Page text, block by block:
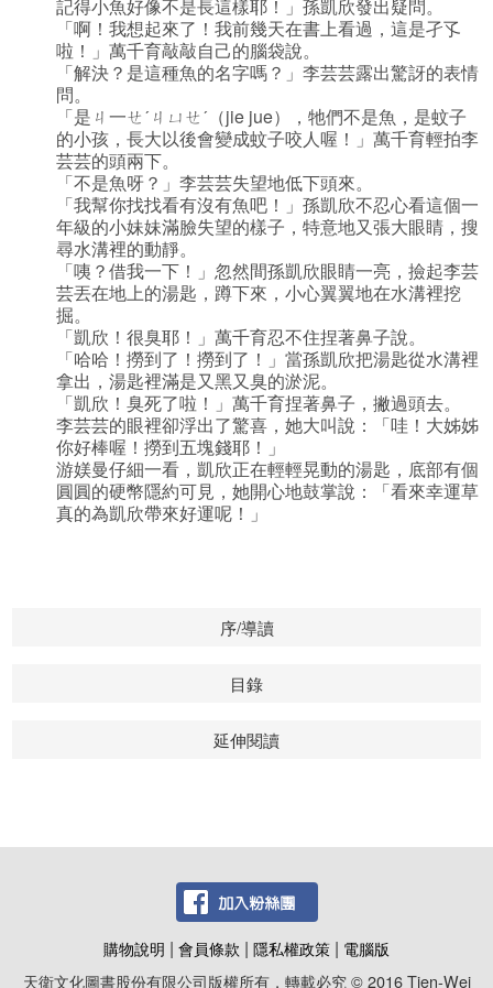
記得小魚好像不是長這樣耶！」孫凱欣發出疑問。
「啊！我想起來了！我前幾天在書上看過，這是孑孓
啦！」萬千育敲敲自己的腦袋說。
「解決？是這種魚的名字嗎？」李芸芸露出驚訝的表情
問。
「是ㄐ一ㄝˊㄐㄩㄝˊ（jie jue），牠們不是魚，是蚊子
的小孩，長大以後會變成蚊子咬人喔！」萬千育輕拍李
芸芸的頭兩下。
「不是魚呀？」李芸芸失望地低下頭來。
「我幫你找找看有沒有魚吧！」孫凱欣不忍心看這個一
年級的小妹妹滿臉失望的樣子，特意地又張大眼睛，搜
尋水溝裡的動靜。
「咦？借我一下！」忽然間孫凱欣眼睛一亮，撿起李芸
芸丟在地上的湯匙，蹲下來，小心翼翼地在水溝裡挖
掘。
「凱欣！很臭耶！」萬千育忍不住捏著鼻子說。
「哈哈！撈到了！撈到了！」當孫凱欣把湯匙從水溝裡
拿出，湯匙裡滿是又黑又臭的淤泥。
「凱欣！臭死了啦！」萬千育捏著鼻子，撇過頭去。
李芸芸的眼裡卻浮出了驚喜，她大叫說：「哇！大姊姊
你好棒喔！撈到五塊錢耶！」
游媄曼仔細一看，凱欣正在輕輕晃動的湯匙，底部有個
圓圓的硬幣隱約可見，她開心地鼓掌說：「看來幸運草
真的為凱欣帶來好運呢！」
序/導讀
目錄
延伸閱讀
購物說明 | 會員條款 | 隱私權政策 | 電腦版
天衛文化圖書股份有限公司版權所有，轉載必究 © 2016 Tien-Wei